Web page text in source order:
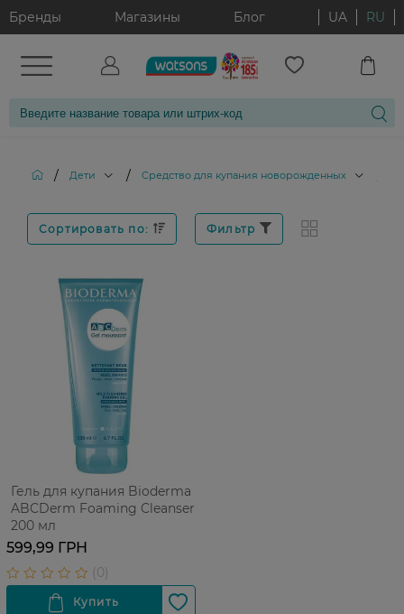
Бренды Магазины Блог UA RU
/ Дети / Cредство для купания новорожденных
Сортировать по: Фильтр
Гель для купания Bioderma
ABCDerm Foaming Cleanser
200 мл
599,99 ГРН